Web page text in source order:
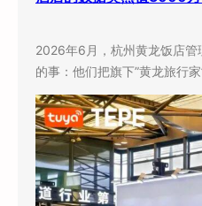
2026年6月，杭州黄龙饭店
的事：他们把旗下”黄龙旅行